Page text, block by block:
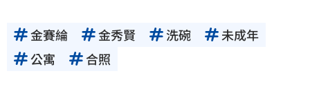
金賽綸 金秀賢 洗碗
未成年
公寓
合照